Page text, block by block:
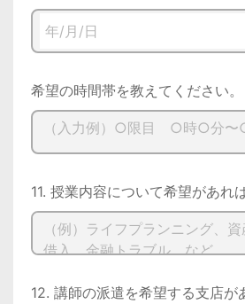
希望の時間帯を教えてください。
11. 授業内容について希望があれ
12. 講師の派遣を希望する支店が